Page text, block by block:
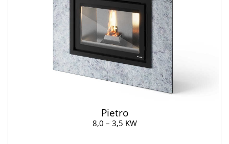
Pietro
8,0 – 3,5 KW